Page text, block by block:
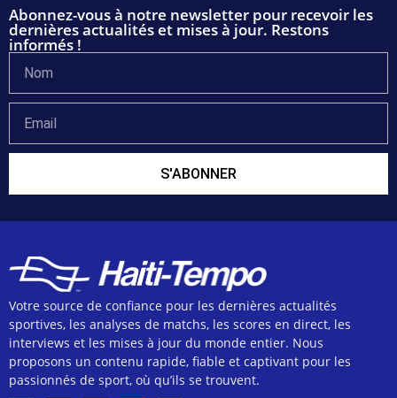
Abonnez-vous à notre newsletter pour recevoir les
dernières actualités et mises à jour. Restons
informés !
S'ABONNER
Votre source de confiance pour les dernières actualités
sportives, les analyses de matchs, les scores en direct, les
interviews et les mises à jour du monde entier. Nous
proposons un contenu rapide, fiable et captivant pour les
passionnés de sport, où qu’ils se trouvent.